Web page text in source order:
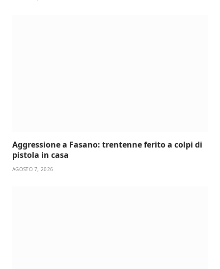
Aggressione a Fasano: trentenne ferito a colpi di
pistola in casa
AGOSTO 7, 2026